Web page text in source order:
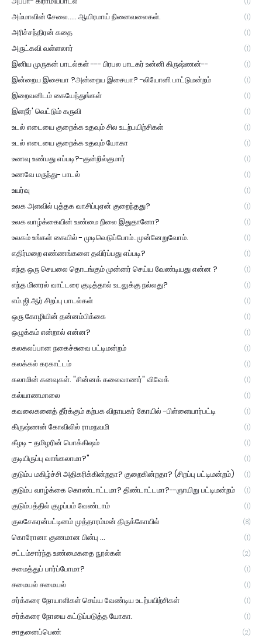
அம்மாவின் சேலை..... ஆயிரமாய் நினைவலைகள். (1)
அரிச்சந்திரன் கதை (1)
அருட்கவி வள்ளலார் (1)
இனிய முருகன் பாடல்கள் --- பிரபல பாடகர் உன்னி கிருஷ்ணன்-- (1)
இன்றைய இசையா ?அன்றைய இசையா? -லியோனி பாட்டுமன்றம் (1)
இறைவனிடம் கையேந்துங்கள் (1)
இளநீர்' வெட்டும் கருவி (1)
உடல் எடையை குறைக்க உதவும் சில உடற்பயிற்சிகள் (1)
உடல் எடையை குறைக்க உதவும் யோகா (1)
உணவு உண்பது எப்படி?-குன்றில்குமார் (1)
உணவே மருந்து- பாடல் (1)
உயர்வு (1)
உலக அளவில் புத்தக வாசிப்புஏன் குறைந்தது? (1)
உலக வாழ்க்கையின் உண்மை நிலை இதுதானோ? (1)
உலகம் உங்கள் கையில் - முடிவெடுப்போம்..முன்னேறுவோம். (1)
எதிர்மறை எண்ணங்களை தவிர்ப்பது எப்படி? (1)
எந்த ஒரு செயலை தொடங்கும் முன்னர் செய்ய வேண்டியது என்ன ? (1)
எந்த மினரல் வாட்டரை குடித்தால் உடலுக்கு நல்லது? (1)
எம்.ஜி.ஆர் சிறப்பு பாடல்கள் (1)
ஒரு கோழியின் தன்னம்பிக்கை (1)
ஒழுக்கம் என்றால் என்ன? (1)
கலகலப்பான நகைச்சுவை பட்டிமன்றம் (1)
கலக்கல் கரகாட்டம் (1)
கலாமின் கனவுகள். "சின்னக் கலைவாணர்" விவேக் (1)
கல்யாணமாலை (1)
கவலைகளைத் தீர்க்கும் கற்பக விநாயகர் கோயில் -பிள்ளையார்பட்டி (1)
கிருஷ்ணன் கோவிலில் ராமநவமி (1)
கீழடி - தமிழரின் பொக்கிஷம் (1)
குடியிருப்பு வாங்கலாமா?" (1)
குடும்ப மகிழ்ச்சி அதிகரிக்கின்றதா? குறைகின்றதா? (சிறப்பு பட்டிமன்றம்) (1)
குடும்ப வாழ்க்கை கொண்டாட்டமா? திண்டாட்டமா?--ஞாயிறு பட்டிமன்றம் (1)
குடும்பத்தில் குழப்பம் வேண்டாம் (1)
குலசேகரன்பட்டினம் முத்தாரம்மன் திருக்கோயில் (8)
கொரோனா குணமான பின்பு ... (1)
சட்டம்சார்ந்த உண்மைகதை நூல்கள் (2)
சமைத்துப் பார்ப்போமா? (1)
சமையல் சமையல் (1)
சர்க்கரை நோயாளிகள் செய்ய வேண்டிய உடற்பயிற்சிகள் (1)
சர்க்கரை நோயை கட்டுப்படுத்த யோகா. (1)
சாதனைப்பெண் (2)